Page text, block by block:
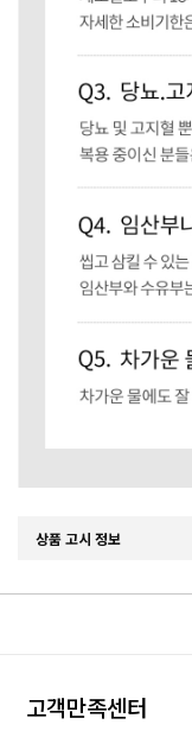
상품 고시 정보
고객만족센터